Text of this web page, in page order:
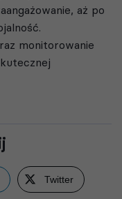
aż po
monitorowanie
Twitter